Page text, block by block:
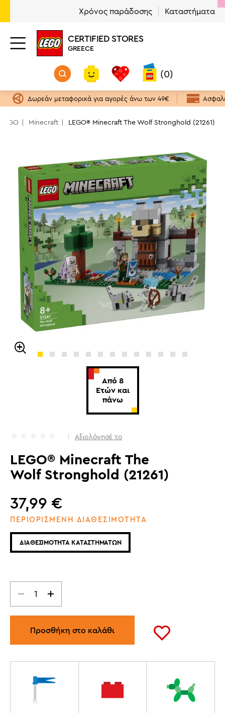
Χρόνος παράδοσης Καταστήματα
CERTIFIED STORES
GREECE
(0)
Δωρεάν μεταφορικά για αγορές άνω των 49€
Minecraft LEGO® Minecraft The Wolf Stronghold (21261)
Από 8
Ετών και
πάνω
Αξιολόγησέ το
LEGO® Minecraft The
Wolf Stronghold (21261)
37,99 €
ΠΕΡΙΟΡΙΣΜΕΝΗ ΔΙΑΘΕΣΙΜΟΤΗΤΑ
ΔΙΑΘΕΣΙΜΟΤΗΤΑ ΚΑΤΑΣΤΗΜΑΤΩΝ
Προσθήκη στο καλάθι